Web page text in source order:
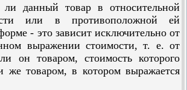
данный товар в относительной
или в противоположной ей
- это зависит исключительно от
выражении стоимости, т. е. от
он товаром, стоимость которого
же товаром, в котором выражается